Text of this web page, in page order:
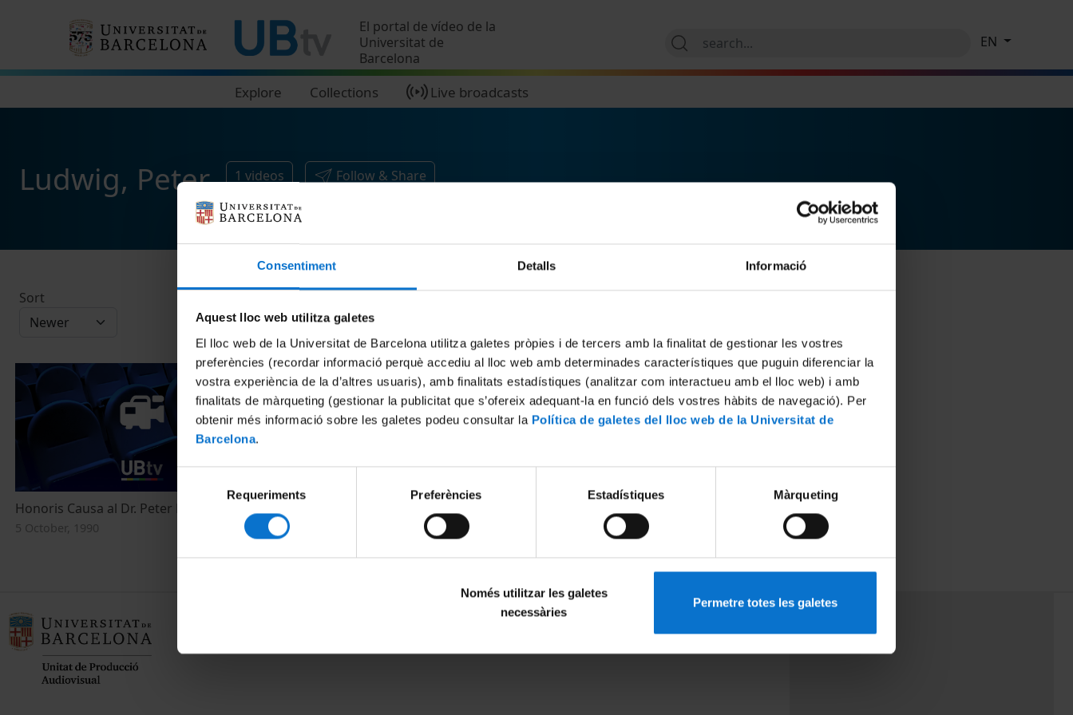
Consentiment Detalls Informació
Aquest lloc web utilitza galetes
El lloc web de la Universitat de Barcelona utilitza galetes pròpies i de tercers amb la finalitat de gestionar les vostres
preferències (recordar informació perquè accediu al lloc web amb determinades característiques que puguin diferenciar la
vostra experiència de la d’altres usuaris), amb finalitats estadístiques (analitzar com interactueu amb el lloc web) i amb
finalitats de màrqueting (gestionar la publicitat que s’ofereix adequant-la en funció dels vostres hàbits de navegació). Per
obtenir més informació sobre les galetes podeu consultar la Política de galetes del lloc web de la Universitat de
Barcelona.
de
consentiment
Requeriments Preferències Estadístiques Màrqueting
Només utilitzar les galetes
necessàries
Permetre totes les galetes
El portal de vídeo de la
Universitat de
Barcelona
Explore Collections Live broadcasts
EN
Ludwig, Peter 1 videos Follow & Share
Sort
Honoris Causa al Dr. Peter Ludwig
5 October, 1990
MENÚ PEU 1
Legal notice
PEU 3